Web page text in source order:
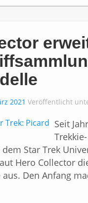
2021 Veröffentlicht
Seit
dem Star Trek
Hero Collector
Den Anfang